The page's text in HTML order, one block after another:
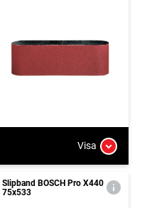
Visa
Slipband BOSCH Pro X440
75x533